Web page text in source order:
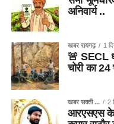
अनिवार्य ..
खबर रायगढ़ 1
🚨 SECL
चोरी का
खबर सक्ती ... 2
आरएसएस के